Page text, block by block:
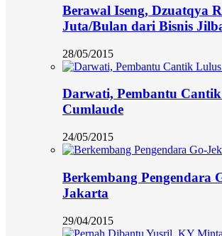
Berawal Iseng, Dzuatqya
Juta/Bulan dari Bisnis
28/05/2015
Darwati, Pembantu
Cumlaude
24/05/2015
Berkembang Pengendara
Jakarta
29/04/2015